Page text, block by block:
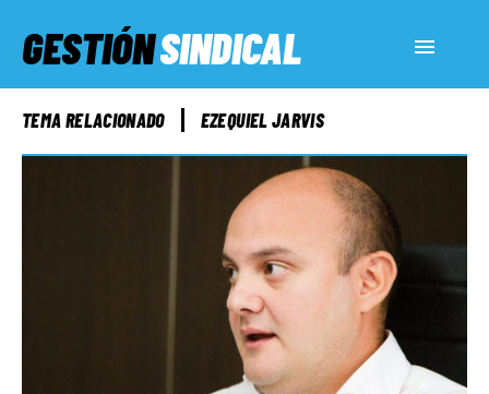
GESTIÓNSINDICAL
ACTUALIDAD
SERVICIOS SOCIALES
INFORMES ESPECIALES
FUERA DE MEGÁFONO
TEMA RELACIONADO EZEQUIEL JARVIS